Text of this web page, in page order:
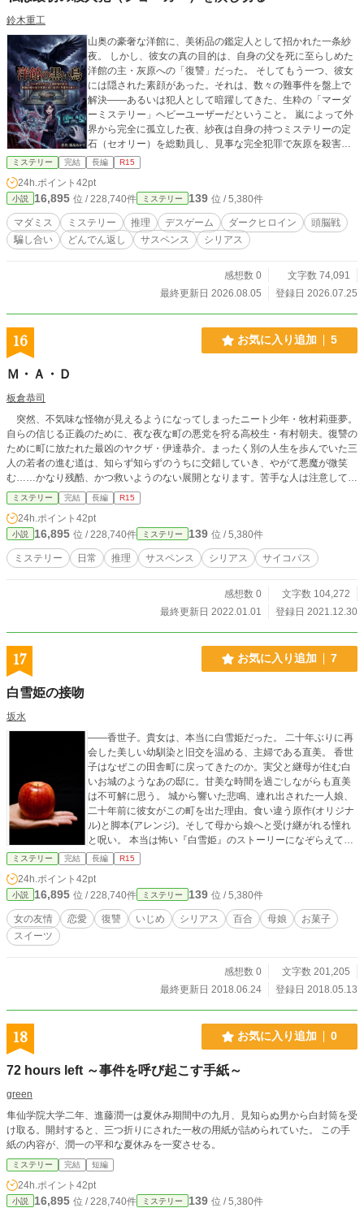
鈴木重工
山奥の豪奢な洋館に、美術品の鑑定人として招かれた一条紗
夜。 しかし、彼女の真の目的は、自身の父を死に至らしめた
洋館の主・灰原への「復讐」だった。 そしてもう一つ、彼女
には隠された素顔があった。それは、数々の難事件を盤上で
解決——あるいは犯人として暗躍してきた、生粋の「マーダ
ーミステリー」ヘビーユーザーだということ。 嵐によって外
界から完全に孤立した夜、紗夜は自身の持つミステリーの定
石（セオリー）を総動員し、見事な完全犯罪で灰原を殺害。
復讐を完遂する。 だが直後、何者かの手によって洋館の防犯
システムが破壊され、残された欲深い人間たちによる極限の
「リアル・デスゲーム」が幕を開けた。 吊るされる死体、偽
装される密室、そして死んだはずの灰原が残した悪意のジオ
ラマ。 この館に潜む、狂気のゲームマスター（第九の人間）
は一体誰なのか？ なぜ犯人は、紗夜が灰原を殺した「第一の
事件の真犯人」であることを知っているのか？ 次々と起こる
面と捉え、生き残りを賭けた頭脳戦に身を投じていく。 横領
犯、愛人、遺産を狙う毒婦、そして復讐者。 全員が悪人で、
な闇財産を奪い去るための「最悪なエンディング（トゥルー
エンド）」を自ら書き換えていく――！
ミステリー 完結 長編 R15
24h.ポイント 42pt
小説 16,895 位 / 228,740件 ミステリー 139 位 / 5,380件
マダミス ミステリー 推理 デスゲーム ダークヒロイン
頭脳戦
騙し合い
どんでん返し サスペンス シリアス
感想数 0
文字数 74,091
最終更新日 2026.08.05
登録日 2026.07.25
16 お気に入り追加 5
Ｍ・Ａ・Ｄ
板倉恭司
突然、不気味な怪物が見えるようになってしまったニート少年・牧村莉亜夢。
自らの信じる正義のために、夜な夜な町の悪党を狩る高校生・有村朝夫。復讐の
ために町に放たれた最凶のヤクザ・伊達恭介。まったく別の人生を歩んでいた三
人の若者の進む道は、知らず知らずのうちに交錯していき、やがて悪魔が微笑
む……かなり残酷、かつ救いようのない展開となります。苦手な人は注意してく
ださい。 ●牧村莉亜夢 不登校の少年。周囲の環境に複雑な思いを抱きながら
も、自分を殺し生きていた。ある日、不気味な怪物の姿を見るようになり、次第
に追い詰められていく。 ●？？？ 謎の怪物。ヘドロにガラス製の義眼を埋め
込み、体に触手を数本付けたような形をしている。莉亜夢の前に姿を現し、彼を
翻弄していく。 ・・・・・ ●有村朝夫 都内のマンションで、ひとり暮らしを
している高校生。夜な夜な悪党を狩るヤンキー狩りトリオのリーダー格。一見す
強い。三十近い成年に見られがちだが、実はまだ十七歳。 ●清田隆平 朝夫の
な頭脳と容赦ない暴力で、あっという間に内外でも知られた存在へとのし上がっ
て行った。幼い頃に地獄を見た経験が、彼を突き動かしている。 ●工藤憐 恭
部。尾形派の中でも、トップクラスのキレ者。真幌市内に愛人がいる。 ●関根智
也 仁龍会の幹部。ぶっちぎりの武闘派であり、考えるより先に手が出るタイ
のひとりと目されている大物幹部。実績も人望も申し分ないが、娘の存在が大き
なマイナス点となっている。 ●尾形由美 恵一の娘。わがままに育ち、周囲に
厄介事を振り撒く。幹部たちからは「バカ娘」として認知されている。 ●青島
由美を傷つけ、仁龍会から追われている青年。青島と名乗っていたが、偽名だ
った。
ミステリー 完結 長編 R15
24h.ポイント 42pt
小説 16,895 位 / 228,740件 ミステリー 139 位 / 5,380件
ミステリー 日常 推理 サスペンス シリアス サイコパス
感想数 0
文字数 104,272
最終更新日 2022.01.01
登録日 2021.12.30
17 お気に入り追加 7
白雪姫の接吻
坂水
――香世子。貴女は、本当に白雪姫だった。 二十年ぶりに再
会した美しい幼馴染と旧交を温める、主婦である直美。 香世
子はなぜこの田舎町に戻ってきたのか。実父と継母が住む白
いお城のようなあの邸に。甘美な時間を過ごしながらも直美
は不可解に思う。 城から響いた悲鳴、連れ出された一人娘、
二十年前に彼女がこの町を出た理由。食い違う原作(オリジナ
ル)と脚本(アレンジ)。そして母から娘へと受け継がれる憧れ
と呪い。 本当は怖い『白雪姫』のストーリーになぞらえて再
演される彼女たちの物語。 全41話。2018年6月下旬まで毎日
21:00更新。→全41話から少し延長します。
ミステリー 完結 長編 R15
24h.ポイント 42pt
小説 16,895 位 / 228,740件 ミステリー 139 位 / 5,380件
女の友情 恋愛 復讐 いじめ シリアス 百合 母娘
お菓子
スイーツ
感想数 0
文字数 201,205
最終更新日 2018.06.24
登録日 2018.05.13
18 お気に入り追加 0
72 hours left ～事件を呼び起こす手紙～
green
隼仙学院大学二年、進藤潤一は夏休み期間中の九月、見知らぬ男から白封筒を受
け取る。開封すると、三つ折りにされた一枚の用紙が詰められていた。 この手
紙の内容が、潤一の平和な夏休みを一変させる。
ミステリー 完結 短編
24h.ポイント 42pt
小説 16,895 位 / 228,740件 ミステリー 139 位 / 5,380件